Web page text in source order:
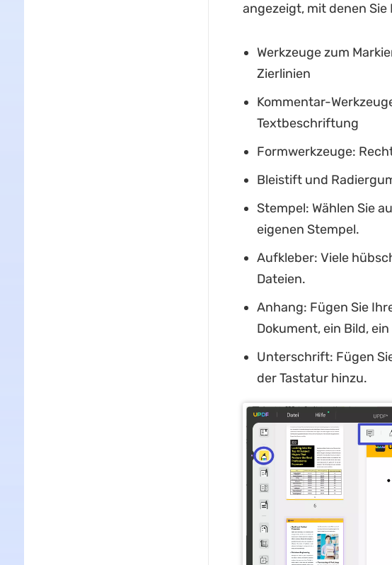
angezeigt, mit denen Sie
Werkzeuge zum
Zierlinien
Kommentar-
Textbeschriftung
Formwerkzeuge:
Bleistift und
Stempel: Wählen Sie
eigenen Stempel.
Aufkleber: Viele
Dateien.
Anhang: Fügen Sie
Dokument, ein Bild,
Unterschrift: Fügen
der Tastatur hinzu.